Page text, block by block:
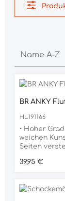
BR ANKY
HL191166
• Hoher
weichen
Seiten
einen Zaum
luxuriöse
Regulärer
39,95 €